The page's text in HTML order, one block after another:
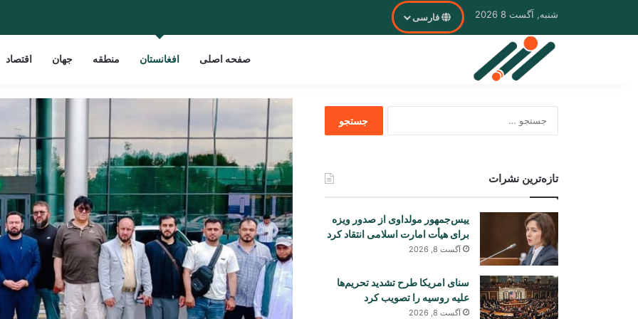
شنبه, آگست 8 2026 فارسی
صفحه اصلی افغانستان منطقه جهان اقتصاد
تازه‌ترین نشرات
ییس‌جمهور مولداوی از صدور ویزه
برای هیأت امارت اسلامی انتقاد کرد
آگست 8, 2026
سنای امریکا طرح تشدید تحریم‌ها
علیه روسیه را تصویب کرد
آگست 8, 2026